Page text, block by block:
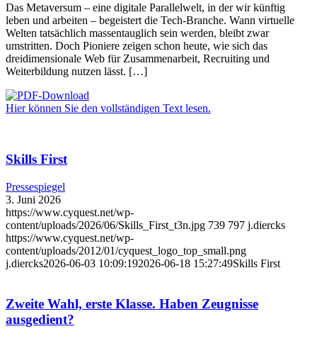
Das Metaversum – eine digitale Parallelwelt, in der wir künftig
leben und arbeiten – begeistert die Tech-Branche. Wann virtuelle
Welten tatsächlich massentauglich sein werden, bleibt zwar
umstritten. Doch Pioniere zeigen schon heute, wie sich das
dreidimensionale Web für Zusammenarbeit, Recruiting und
Weiterbildung nutzen lässt. […]
Hier können Sie den vollständigen Text lesen.
Skills First
Pressespiegel
3. Juni 2026
https://www.cyquest.net/wp-
content/uploads/2026/06/Skills_First_t3n.jpg 739 797 j.diercks
https://www.cyquest.net/wp-
content/uploads/2012/01/cyquest_logo_top_small.png
j.diercks2026-06-03 10:09:192026-06-18 15:27:49Skills First
Zweite Wahl, erste Klasse. Haben Zeugnisse
ausgedient?